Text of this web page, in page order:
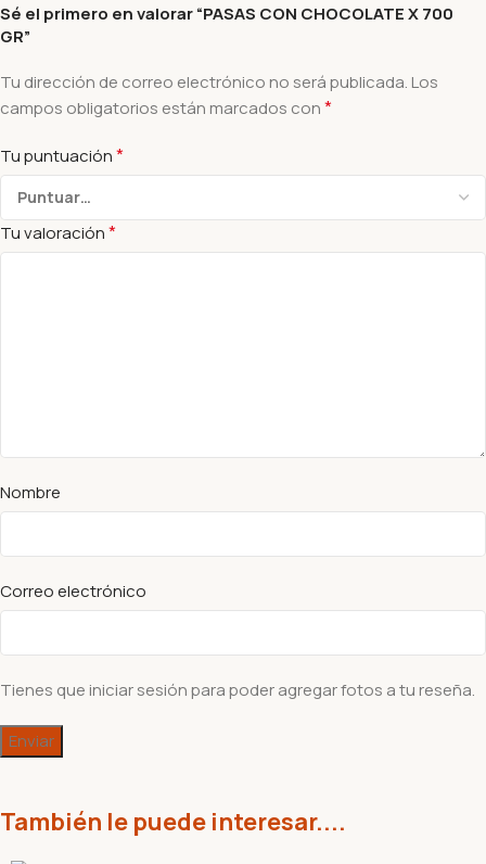
Sé el primero en valorar “PASAS CON CHOCOLATE X 700
GR”
Tu dirección de correo electrónico no será publicada. Los
campos obligatorios están marcados con*
Tu puntuación*
Tu valoración*
Nombre
Correo electrónico
Tienes que iniciar sesión para poder agregar fotos a tu reseña.
También le puede interesar....